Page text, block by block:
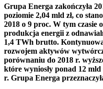
Grupa Energa zakończyła
poziomie 2,04 mld zł, co
2018 o 9 proc. W tym czasie
produkcja energii z
1,4 TWh brutto.
rozwojem aktywów
porównaniu do 2018 r.
które wyniosły ponad 12
r. Grupa Energa